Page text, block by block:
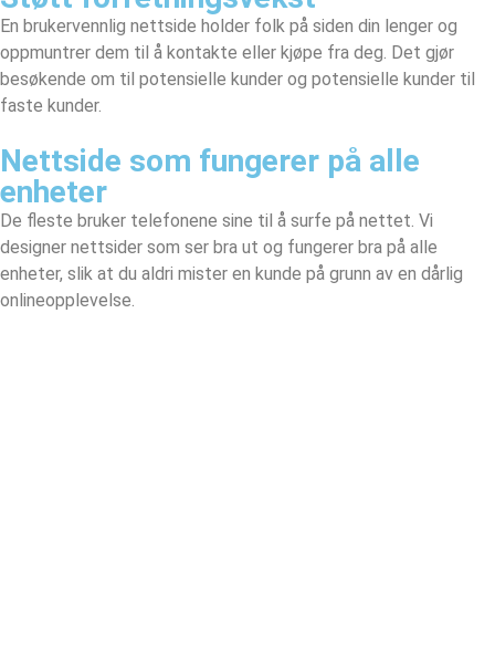
En brukervennlig nettside holder folk på siden din lenger og
oppmuntrer dem til å kontakte eller kjøpe fra deg. Det gjør
besøkende om til potensielle kunder og potensielle kunder til
faste kunder.
Nettside som fungerer på alle
enheter
De fleste bruker telefonene sine til å surfe på nettet. Vi
designer nettsider som ser bra ut og fungerer bra på alle
enheter, slik at du aldri mister en kunde på grunn av en dårlig
onlineopplevelse.